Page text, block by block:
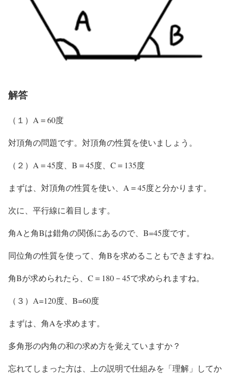
解答
（１） A＝60度
対頂角の問題です。対頂角の性質を使いましょう。
（２） A＝45度、B＝45度、C＝135度
まずは、対頂角の性質を使い、A＝45度と分かります。
次に、平行線に着目します。
角Aと角Bは錯角の関係にあるので、B=45度です。
同位角の性質を使って、角Bを求めることもできますね。
角Bが求められたら、C＝180－45で求められますね。
（３） A=120度、B=60度
まずは、角Aを求めます。
多角形の内角の和の求め方を覚えていますか？
忘れてしまった方は、上の説明で仕組みを「理解」してか